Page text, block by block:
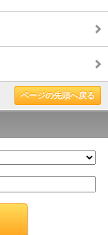
ページの先頭へ戻る